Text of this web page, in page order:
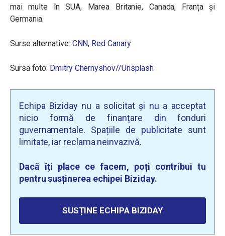
mai multe în SUA, Marea Britanie, Canada, Franța și
Germania.
Surse alternative: CNN, Red Canary
Sursa foto: Dmitry Chernyshov//Unsplash
Echipa Biziday nu a solicitat și nu a acceptat
nicio formă de finanțare din fonduri
guvernamentale. Spațiile de publicitate sunt
limitate, iar reclama neinvazivă.
Dacă îți place ce facem, poți contribui tu
pentru susținerea echipei Biziday.
SUSȚINE ECHIPA BIZIDAY